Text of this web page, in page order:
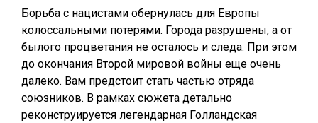
Борьба с нацистами обернулась для Европы
колоссальными потерями. Города разрушены, а от
былого процветания не осталось и следа. При этом
до окончания Второй мировой войны еще очень
далеко. Вам предстоит стать частью отряда
союзников. В рамках сюжета детально
реконструируется легендарная Голландская